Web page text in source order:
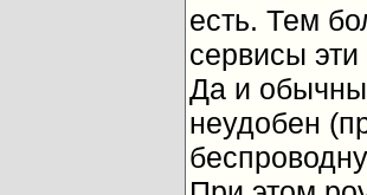
есть. Тем
сервисы эти
Да и
неудобен